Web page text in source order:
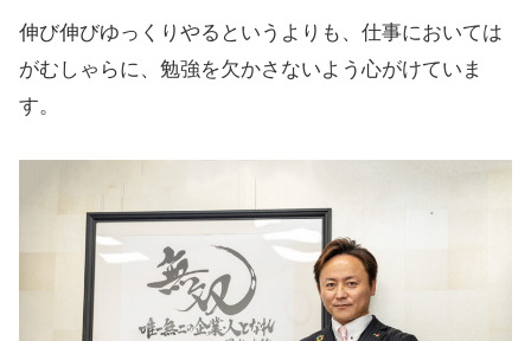
伸び伸びゆっくりやるというよりも、仕事においては
がむしゃらに、勉強を欠かさないよう心がけていま
す。